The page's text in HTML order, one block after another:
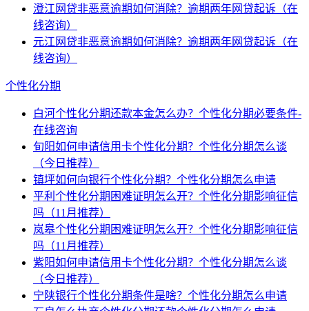
澄江网贷非恶意逾期如何消除？逾期两年网贷起诉（在
线咨询）
元江网贷非恶意逾期如何消除？逾期两年网贷起诉（在
线咨询）
个性化分期
白河个性化分期还款本金怎么办？个性化分期必要条件-
在线咨询
旬阳如何申请信用卡个性化分期？个性化分期怎么谈
（今日推荐）
镇坪如何向银行个性化分期？个性化分期怎么申请
平利个性化分期困难证明怎么开？个性化分期影响征信
吗（11月推荐）
岚皋个性化分期困难证明怎么开？个性化分期影响征信
吗（11月推荐）
紫阳如何申请信用卡个性化分期？个性化分期怎么谈
（今日推荐）
宁陕银行个性化分期条件是啥？个性化分期怎么申请